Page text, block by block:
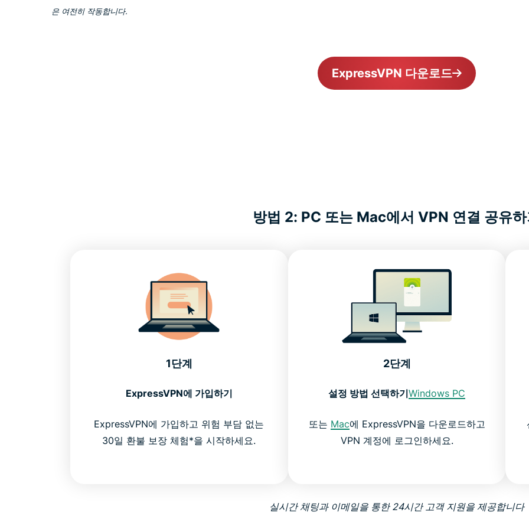
은 여전히 작동합니다.
ExpressVPN 다운로드
방법 2: PC 또는 Mac에서 VPN 연결 공유
1단계
ExpressVPN에 가입하기
ExpressVPN에 가입하고 위험 부담 없는
30일 환불 보장 체험*을 시작하세요.
2단계
설정 방법 선택하기Windows PC
또는 Mac에 ExpressVPN을 다운로드하고
VPN 계정에 로그인하세요.
실시간 채팅과 이메일을 통한 24시간 고객 지원을 제공합니다